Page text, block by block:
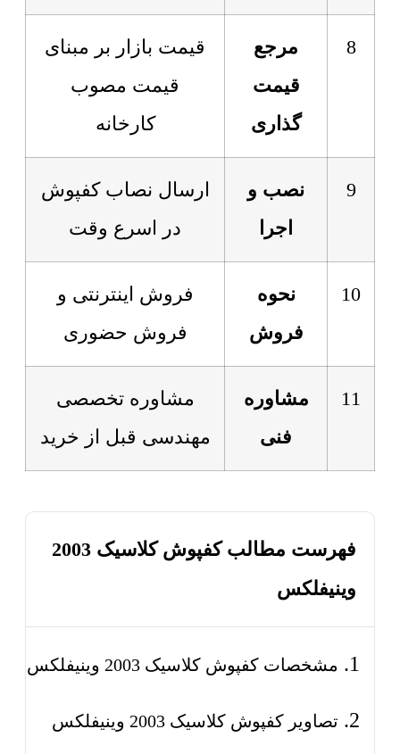
8
مرجع
قیمت
گذاری
قیمت بازار بر مبنای
قیمت مصوب
کارخانه
9
نصب و
اجرا
ارسال نصاب کفپوش
در اسرع وقت
10
نحوه
فروش
فروش اینترنتی و
فروش حضوری
11
مشاوره
فنی
مشاوره تخصصی
مهندسی قبل از خرید
فهرست مطالب کفپوش کلاسیک 2003
وینیفلکس
مشخصات کفپوش کلاسیک 2003 وینیفلکس
تصاویر کفپوش کلاسیک 2003 وینیفلکس